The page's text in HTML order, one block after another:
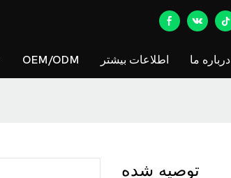
OEM/ODM اطلاعات بیشتر درباره ما
توصیه شده